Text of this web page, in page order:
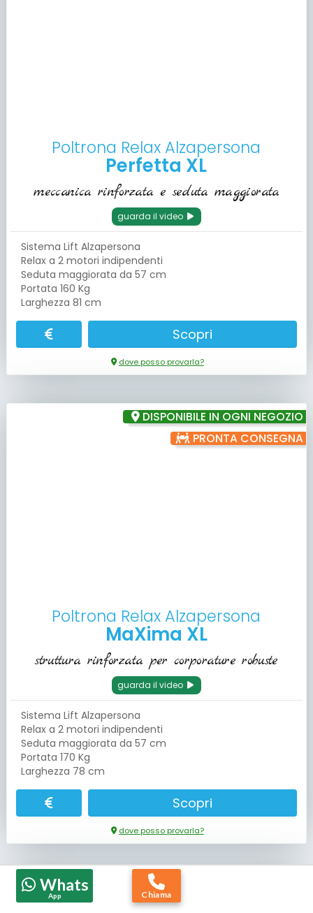
Poltrona Relax Alzapersona
Perfetta XL
meccanica rinforzata e seduta maggiorata
guarda il video
Sistema Lift Alzapersona
Relax a 2 motori indipendenti
Seduta maggiorata da 57 cm
Portata 160 Kg
Larghezza 81 cm
Scopri
dove posso provarla?
DISPONIBILE IN OGNI NEGOZIO
PRONTA CONSEGNA
Poltrona Relax Alzapersona
MaXima XL
struttura rinforzata per corporature robuste
guarda il video
Sistema Lift Alzapersona
Relax a 2 motori indipendenti
Seduta maggiorata da 57 cm
Portata 170 Kg
Larghezza 78 cm
Scopri
dove posso provarla?
DISPONIBILE IN OGNI NEGOZIO
Whats
App Chiama